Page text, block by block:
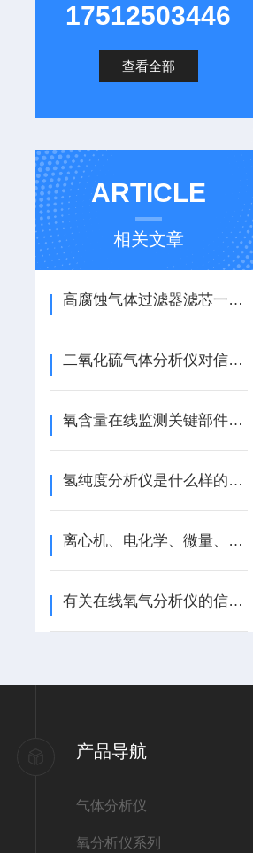
17512503446
查看全部
ARTICLE
相关文章
高腐蚀气体过滤器滤芯一般常采用哪些材料？
二氧化硫气体分析仪对信号采集部分的具体要求
氧含量在线监测关键部件传感器的介绍
氢纯度分析仪是什么样的设备？
离心机、电化学、微量、在线氧含量分析仪选购建议，氧含量分析仪厂家提供避坑全攻略
有关在线氧气分析仪的信号传输距离解析
产品导航
气体分析仪
氧分析仪系列